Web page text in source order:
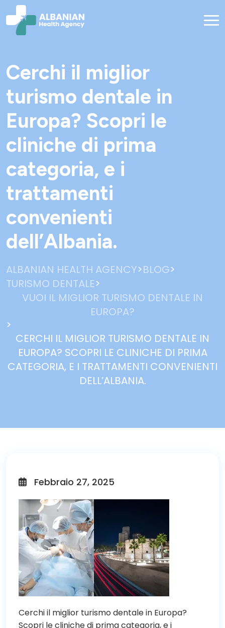
Cerchi il miglior
turismo dentale in
Europa? Scopri le
cliniche di prima
categoria, e i
trattamenti
convenienti
dell’Albania.
ALBANIAN HEALTH AGENCY>BLOG>
TURISMO DENTALE>
VUOI IL MIGLIOR TURISMO DENTALE IN
EUROPA?
>
CERCHI IL MIGLIOR TURISMO DENTALE IN
EUROPA? SCOPRI LE CLINICHE DI PRIMA
CATEGORIA, E I TRATTAMENTI CONVENIENTI
DELL’ALBANIA.
Febbraio 27, 2025
Cerchi il miglior turismo dentale in Europa?
Scopri le cliniche di prima categoria, e i